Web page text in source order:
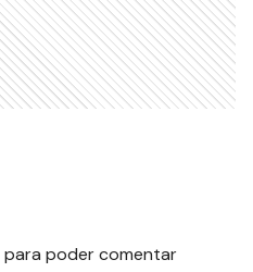
para poder comentar